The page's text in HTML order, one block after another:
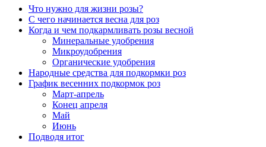
Что нужно для жизни розы?
С чего начинается весна для роз
Когда и чем подкармливать розы весной
Минеральные удобрения
Микроудобрения
Органические удобрения
Народные средства для подкормки роз
График весенних подкормок роз
Март-апрель
Конец апреля
Май
Июнь
Подводя итог